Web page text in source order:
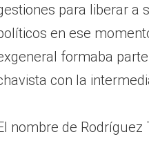
para liberar a
en ese
formaba
con la
nombre de